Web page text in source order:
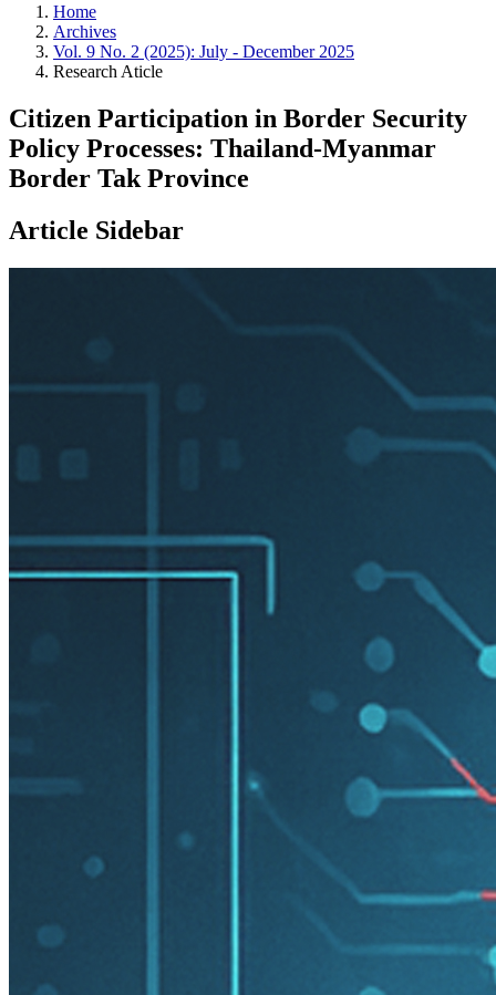
Home
Archives
Vol. 9 No. 2 (2025): July - December 2025
Research Aticle
Citizen Participation in Border Security
Policy Processes: Thailand-Myanmar
Border Tak Province
Article Sidebar